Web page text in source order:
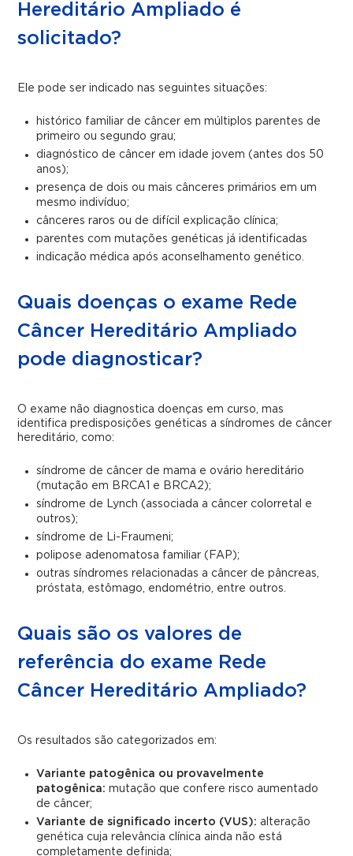
Hereditário Ampliado é
solicitado?
Ele pode ser indicado nas seguintes situações:
histórico familiar de câncer em múltiplos parentes de
primeiro ou segundo grau;
diagnóstico de câncer em idade jovem (antes dos 50
anos);
presença de dois ou mais cânceres primários em um
mesmo indivíduo;
cânceres raros ou de difícil explicação clínica;
parentes com mutações genéticas já identificadas
indicação médica após aconselhamento genético.
Quais doenças o exame Rede
Câncer Hereditário Ampliado
pode diagnosticar?
O exame não diagnostica doenças em curso, mas
identifica predisposições genéticas a síndromes de câncer
hereditário, como:
síndrome de câncer de mama e ovário hereditário
(mutação em BRCA1 e BRCA2);
síndrome de Lynch (associada a câncer colorretal e
outros);
síndrome de Li-Fraumeni;
polipose adenomatosa familiar (FAP);
outras síndromes relacionadas a câncer de pâncreas,
próstata, estômago, endométrio, entre outros.
Quais são os valores de
referência do exame Rede
Câncer Hereditário Ampliado?
Os resultados são categorizados em:
Variante patogênica ou provavelmente
patogênica: mutação que confere risco aumentado
de câncer;
Variante de significado incerto (VUS): alteração
genética cuja relevância clínica ainda não está
completamente definida;